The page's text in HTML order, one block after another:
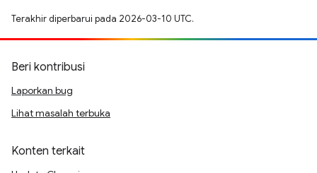
Terakhir diperbarui pada 2026-03-10 UTC.
Beri kontribusi
Laporkan bug
Lihat masalah terbuka
Konten terkait